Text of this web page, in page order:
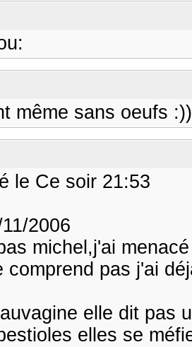
même sans oeufs
le Ce soir 21:53
2006
michel,j'ai
comprend pas j'ai
elle dit pas
elles se